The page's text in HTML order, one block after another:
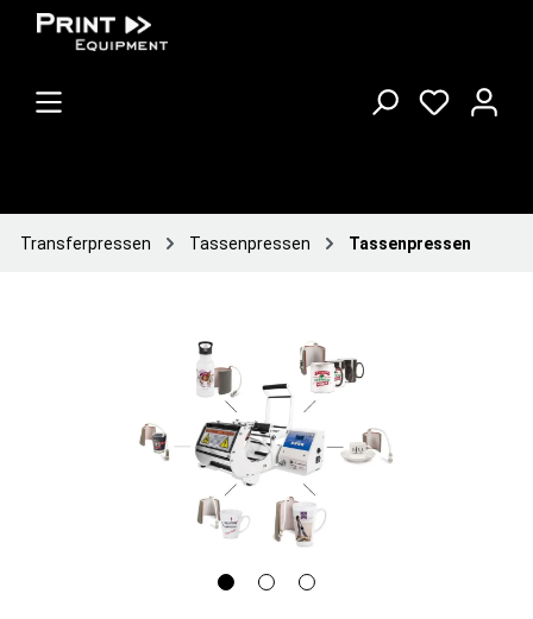
Transferpressen Tassenpressen Tassenpressen